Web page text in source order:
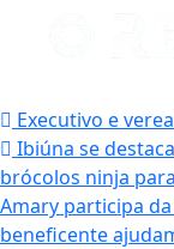
Executivo e
Ibiúna se
brócolos ninja para
Amary participa
beneficente